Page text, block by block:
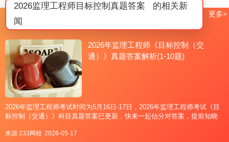
2026监理工程师目标控制真题答案
的相关新
闻
2026年监理工程师《目标控制（交
通）》真题答案解析(1-10题)
2026年监理工程师考试时间为5月16日-17日，2026年监理工程师考试《目
标控制（交通）》科目真题答案已更新，快来一起估分对答案，提前知晓
分>>2026年监理工程师目标控制（
来源 233网校 2026-05-17
更多>